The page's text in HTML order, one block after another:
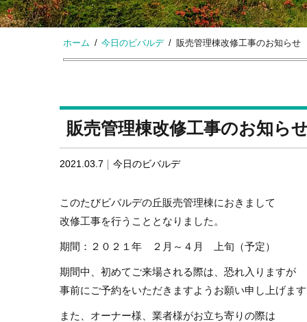
ホーム 今日のビバルデ 販売管理棟改修工事のお知らせ
販売管理棟改修工事のお知ら
2021.03.7 今日のビバルデ
このたびビバルデの丘販売管理棟におきまして
改修工事を行うこととなりました。
期間：２０２１年 ２月～４月 上旬（予定）
期間中、初めてご来場される際は、恐れ入りますが
事前にご予約をいただきますようお願い申し上げま
また、オーナー様、業者様がお立ち寄りの際は